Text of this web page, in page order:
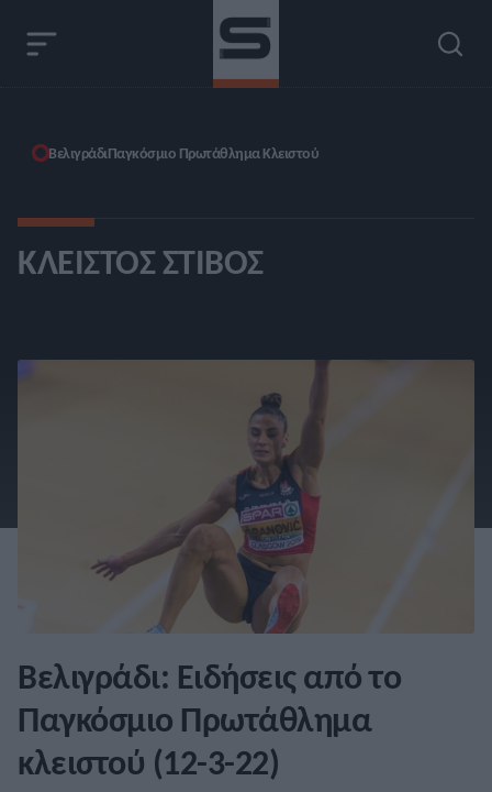
ΒελιγράδιΠαγκόσμιο Πρωτάθλημα Κλειστού
ΚΛΕΙΣΤΌΣ ΣΤΊΒΟΣ
Βελιγράδι: Ειδήσεις από το
Παγκόσμιο Πρωτάθλημα
κλειστού (12-3-22)